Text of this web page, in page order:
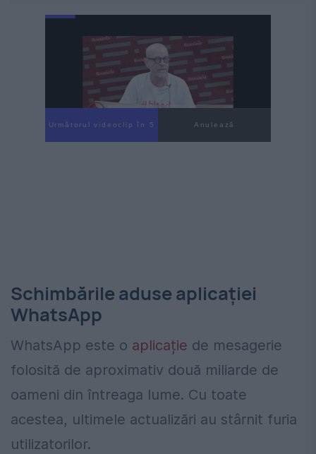
Următorul videoclip în 4 Anulează
Schimbările aduse aplicației
WhatsApp
WhatsApp este o aplicație de mesagerie
folosită de aproximativ două miliarde de
oameni din întreaga lume. Cu toate
acestea, ultimele actualizări au stârnit furia
utilizatorilor.